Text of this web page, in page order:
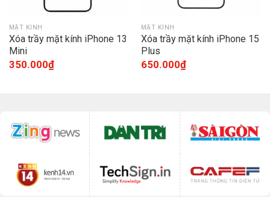
MẶT KÍNH
Xóa trầy mặt kính iPhone 13
Mini
350.000₫
MẶT KÍNH
Xóa trầy mặt kính iPhone 15
Plus
650.000₫